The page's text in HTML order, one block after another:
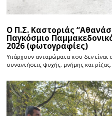
Ο Π.Σ. Καστοριάς
Παγκόσμιο
2026 (φωτογραφίες)
Υπάρχουν ανταμώματα που δεν
συναντήσεις ψυχής, μνήμης και